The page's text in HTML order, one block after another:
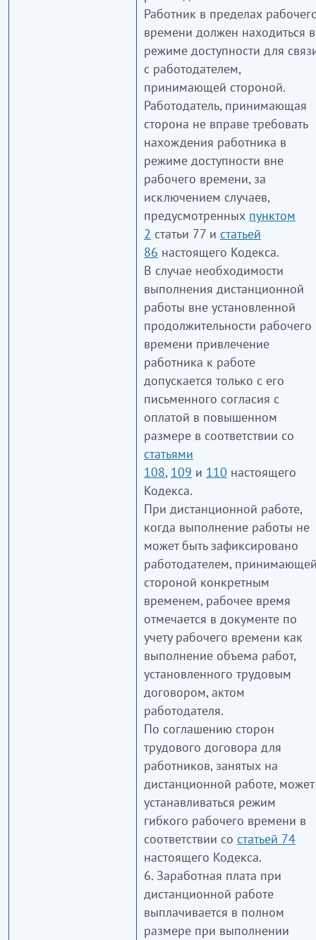
Работник в пределах
времени должен находиться в
режиме доступности для
с работодателем,
принимающей стороной.
Работодатель, принимающая
сторона не вправе требовать
нахождения работника в
режиме доступности вне
рабочего времени, за
исключением случаев,
предусмотренных пунктом
2 статьи 77 и статьей
86 настоящего Кодекса.
В случае необходимости
выполнения дистанционной
работы вне установленной
продолжительности рабочего
времени привлечение
работника к работе
допускается только с его
письменного согласия с
оплатой в повышенном
размере в соответствии со
статьями
108, 109 и 110 настоящего
Кодекса.
При дистанционной работе,
когда выполнение работы не
может быть зафиксировано
работодателем,
стороной конкретным
временем, рабочее время
отмечается в документе по
учету рабочего времени как
выполнение объема работ,
установленного трудовым
договором, актом
работодателя.
По соглашению сторон
трудового договора для
работников, занятых на
дистанционной работе, может
устанавливаться режим
гибкого рабочего времени в
соответствии со статьей 74
настоящего Кодекса.
6. Заработная плата при
дистанционной работе
выплачивается в полном
размере при выполнении